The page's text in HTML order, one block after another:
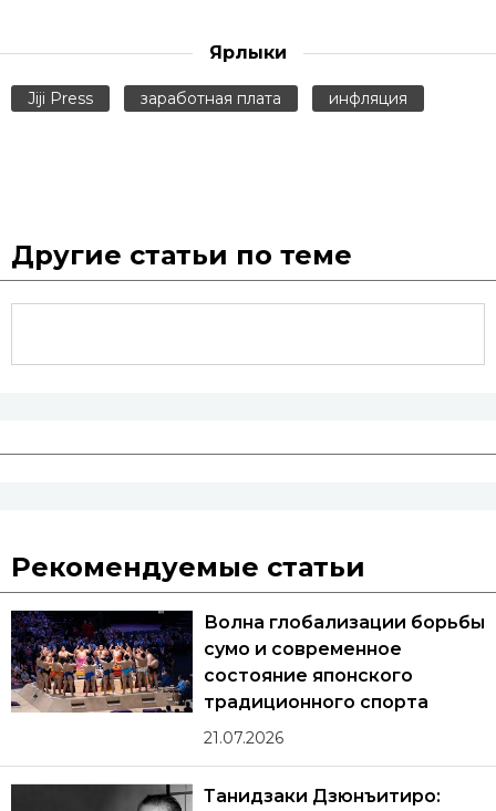
Ярлыки
Jiji Press заработная плата инфляция
Другие статьи по теме
Рекомендуемые статьи
Волна глобализации борьбы
сумо и современное
состояние японского
традиционного спорта
21.07.2026
Танидзаки Дзюнъитиро: